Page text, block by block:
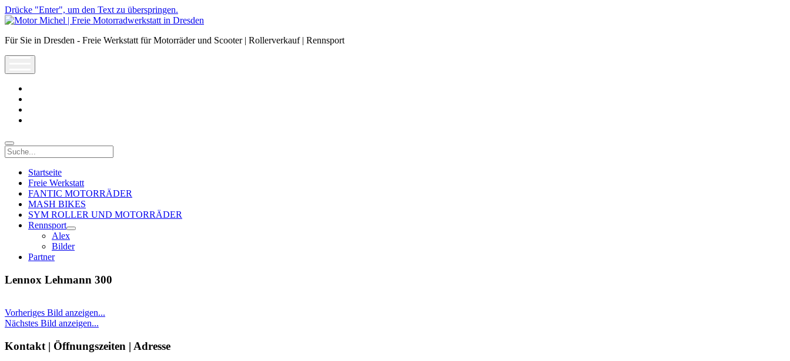
Drücke "Enter", um den Text zu überspringen.
Motor
|
in
Für Sie in Dresden - Freie Werkstatt für Motorräder und Scooter | Rollerverkauf | Rennsport
Suche
Startseite
Freie Werkstatt
FANTIC MOTORRÄDER
MASH BIKES
SYM ROLLER UND MOTORRÄDER
Rennsport
open
menu
Alex
Bilder
Partner
Lennox Lehmann 300
Vorheriges Bild anzeigen...
Nächstes Bild anzeigen...
Seitenleiste
Kontakt | Öffnungszeiten | Adresse